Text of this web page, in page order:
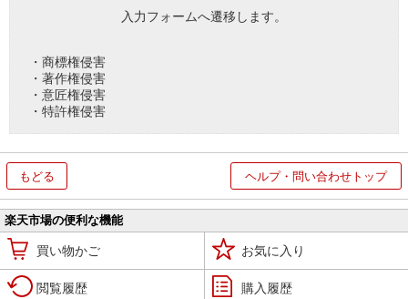
入力フォームへ遷移します。
・商標権侵害
・著作権侵害
・意匠権侵害
・特許権侵害
もどる ヘルプ・問い合わせトップ
楽天市場の便利な機能
買い物かご お気に入り
閲覧履歴 購入履歴